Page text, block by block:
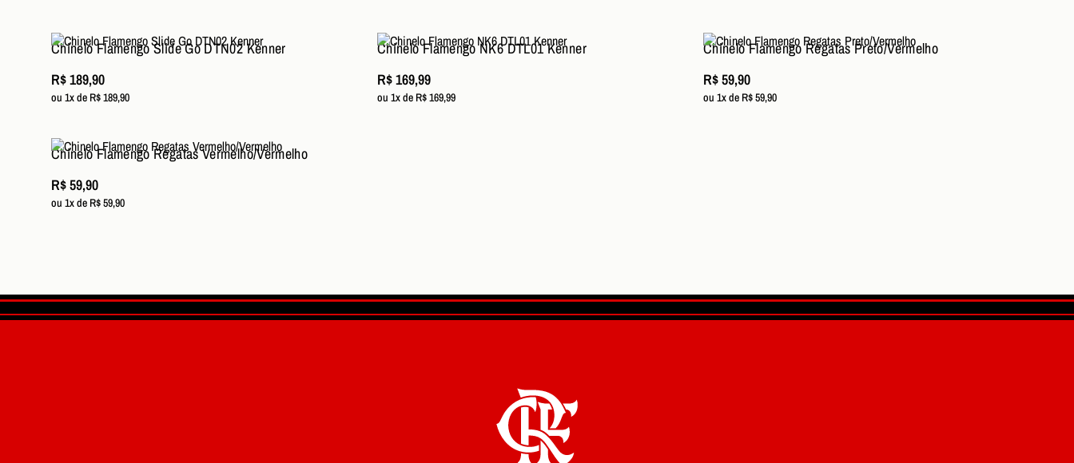
Chinelo Flamengo Slide Go DTN02 Kenner
R$ 189,90
ou 1x de R$ 189,90
Chinelo Flamengo NK6 DTL01 Kenner
R$ 169,99
ou 1x de R$ 169,99
Chinelo Flamengo Regatas Preto/Vermelho
R$ 59,90
ou 1x de R$ 59,90
Chinelo Flamengo Regatas Vermelho/Vermelho
R$ 59,90
ou 1x de R$ 59,90